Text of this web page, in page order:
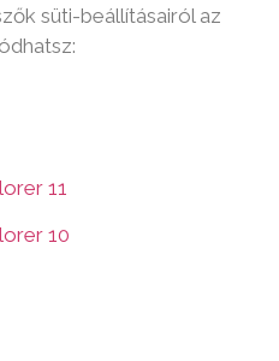
süti-beállításairól az
11
10